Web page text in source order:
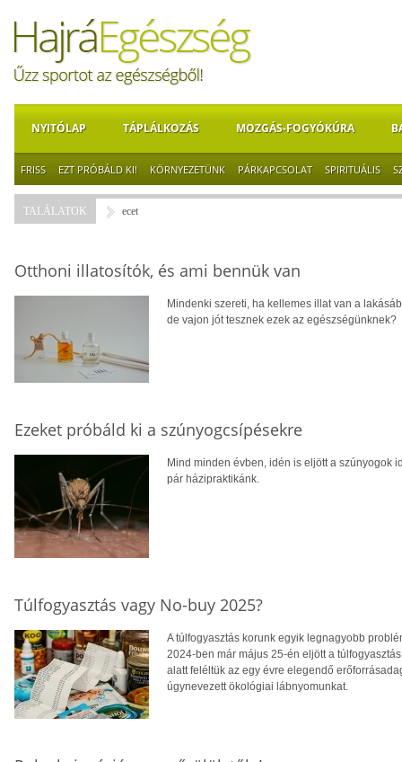
NYITÓLAP TÁPLÁLKOZÁS MOZGÁS-FOGYÓKÚRA
FRISS EZT PRÓBÁLD KI! KÖRNYEZETÜNK PÁRKAPCSOLAT SPIRITUÁLIS
TALÁLATOK ecet
Otthoni illatosítók, és ami bennük van
Mindenki szereti, ha kellemes illat van a
de vajon jót tesznek ezek az egészségünknek?
Ezeket próbáld ki a szúnyogcsípésekre
Mind minden évben, idén is eljött a szúnyogok
pár házipraktikánk.
Túlfogyasztás vagy No-buy 2025?
A túlfogyasztás korunk egyik legnagyobb
2024-ben már május 25-én eljött a
alatt feléltük az egy évre elegendő
úgynevezett ökológiai lábnyomunkat.